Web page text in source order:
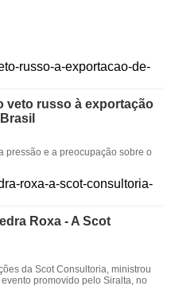
veto russo à exportação
pressão e a preocupação sobre o
Roxa - A Scot
da Scot Consultoria, ministrou
promovido pelo Siralta, no